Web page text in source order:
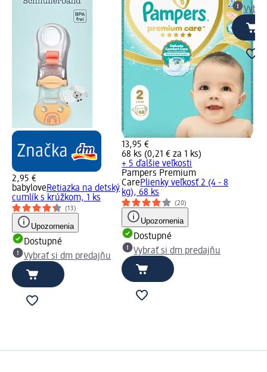
2,95 €
babyloveRetiazka na detský
cumlík s krúžkom, 1 ks
(13)
Upozornenia
Dostupné
Vybrať si dm predajňu
13,95 €
68 ks (0,21 € za 1 ks)
+ 5 ďalšie veľkosti
Pampers Premium
CarePlienky veľkosť 2 (4 - 8
kg), 68 ks
(20)
Upozornenia
Dostupné
Vybrať si dm predajňu